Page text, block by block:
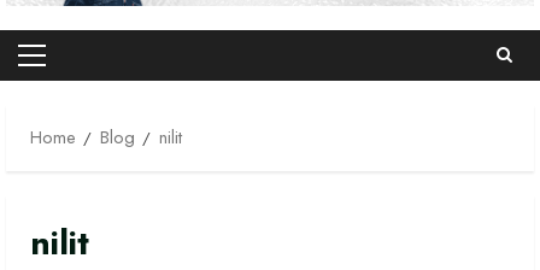
Primary
Home
Blog nilit
nilit